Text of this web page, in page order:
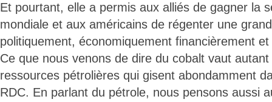
Et pourtant, elle a permis aux alliés de gagner la
mondiale et aux américains de régenter une
politiquement, économiquement financièrement
Ce que nous venons de dire du cobalt vaut
ressources pétrolières qui gisent abondamment
RDC. En parlant du pétrole, nous pensons aussi